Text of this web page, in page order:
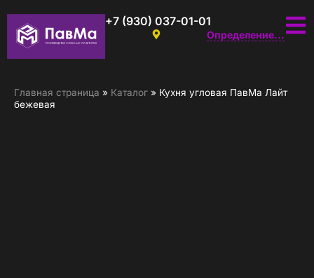
+7 (930) 037-01-01
Определение...
Главная страница » Каталог » Кухня угловая ПавМа Лайт
бежевая